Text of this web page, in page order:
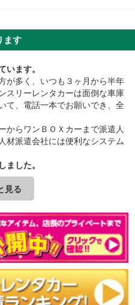
ます
ます。
が多く、いつも３ヶ月から半年
スリーレンタカーは面倒な車庫
て、電話一本でお願いでき、全
からワンＢＯＸカーまで派遣人
材派遣会社には便利なシステム
した。
ました。大人気と言うこともあ
乗っていた車が車検が切れるこ
ラーの営業マンから、内緒で賃
介されました。価格も任意保険
と変わらず大変助かりました。
ーを利用しています。
スなどの車両管理や資産管理、
なこともあり、１０台の営業車
を使っています。また、社員が
が出来ます。名古屋・大阪・岡
国を同一条件で対応もしてくれ
見る